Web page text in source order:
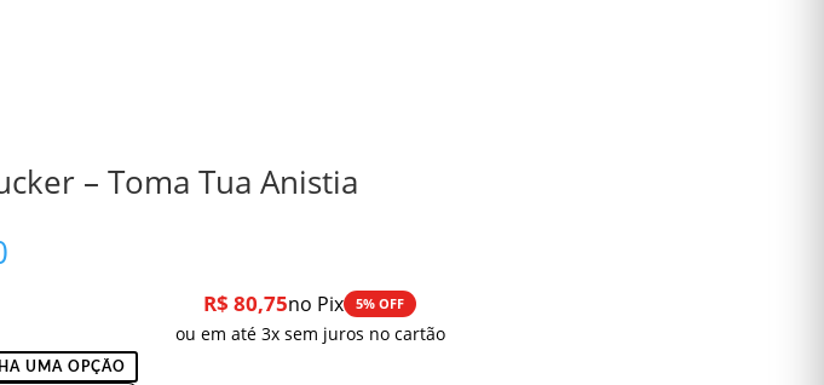
– Toma Tua Anistia
R$ 80,75no Pix 5% OFF
ou em até 3x sem juros no cartão